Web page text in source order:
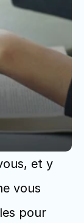
et y
vous
pour